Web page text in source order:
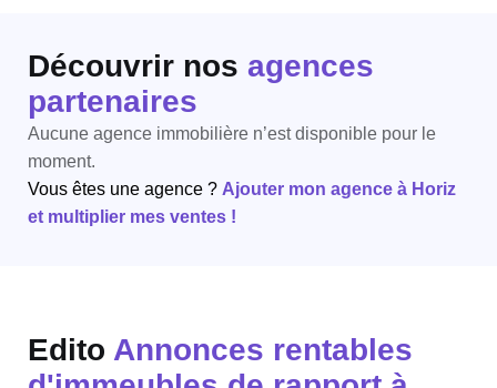
Découvrir nos agences
partenaires
Aucune agence immobilière n’est disponible pour le
moment.
Vous êtes une agence ? Ajouter mon agence à Horiz
et multiplier mes ventes !
Edito Annonces rentables